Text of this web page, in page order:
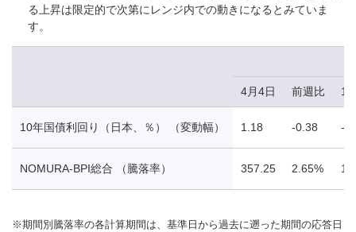
る上昇は限定的で次第にレンジ内での動きになるとみていま
す。
4月4日 前週比 1
10年国債利回り（日本、％） （変動幅） 1.18 -0.38 -
NOMURA-BPI総合 （騰落率） 357.25 2.65%
※期間別騰落率の各計算期間は、基準日から過去に遡った期間の応答日